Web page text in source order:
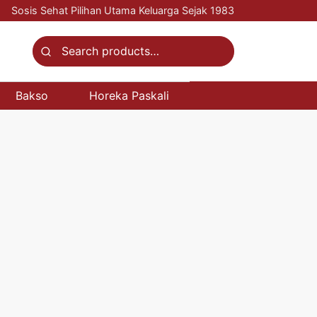
Sosis Sehat Pilihan Utama Keluarga Sejak 1983
Search
Bakso Horeka Paskali